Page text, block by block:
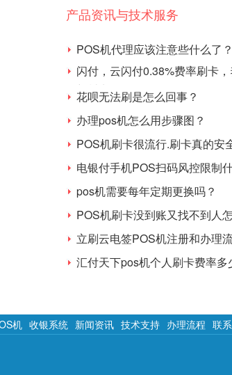
产品资讯与技术服务
POS机代理应该注意些什么了？
闪付，云闪付0.38%费率刷卡
额封卡
花呗无法刷是怎么回事？
办理pos机怎么用步骤图？
POS机刷卡很流行.刷卡真的安
电银付手机POS扫码风控限制
pos机需要每年定期更换吗？
POS机刷卡没到账又找不到人
立刷云电签POS机注册和办理
汇付天下pos机个人刷卡费率多
机 收银系统 新闻资讯 技术支持 办理流程 联